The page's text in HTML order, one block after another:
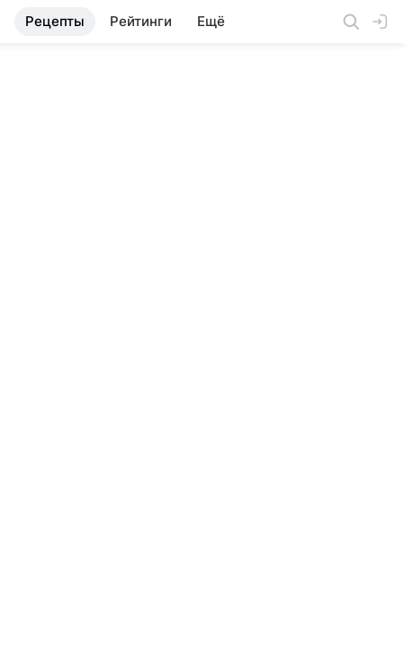
Рецепты Рейтинги Ещё